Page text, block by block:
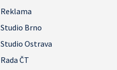
Reklama
Studio Brno
Studio Ostrava
Rada ČT